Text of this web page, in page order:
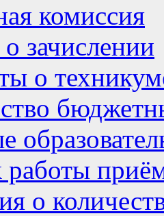
комиссия
зачислении
о
работы
о